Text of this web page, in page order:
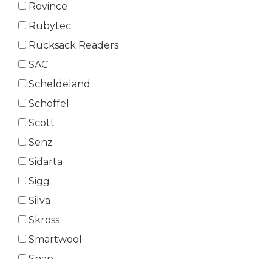
Rovince
Rubytec
Rucksack Readers
SAC
Scheldeland
Schoffel
Scott
Senz
Sidarta
Sigg
Silva
Skross
Smartwool